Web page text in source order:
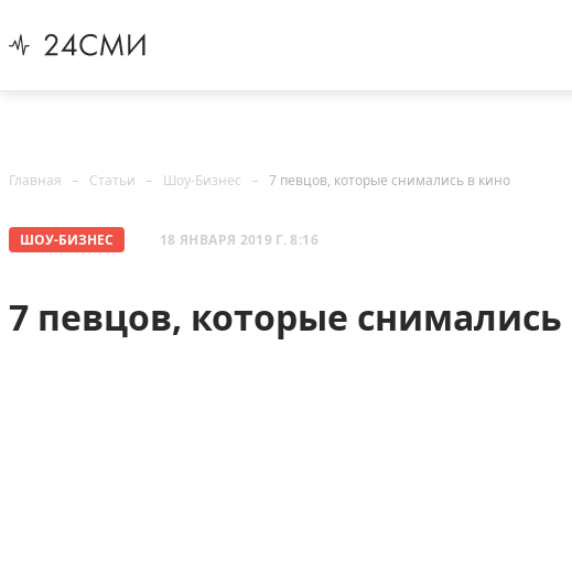
Главная Статьи Шоу-Бизнес 7 певцов, которые снимались в кино
ШОУ-БИЗНЕС 18 ЯНВАРЯ 2019 Г. 8:16
7 певцов, которые